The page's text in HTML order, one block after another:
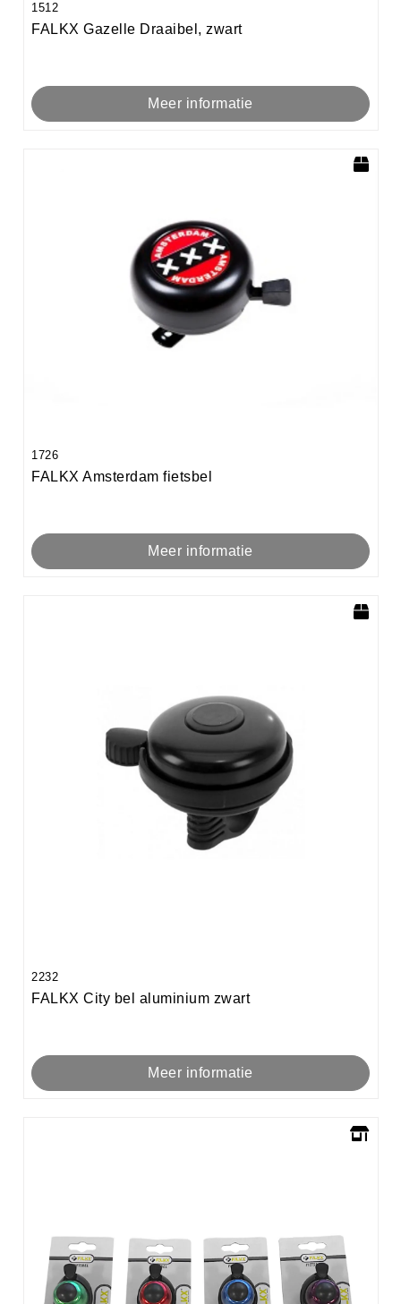
1512
FALKX Gazelle Draaibel, zwart
Meer informatie
1726
FALKX Amsterdam fietsbel
Meer informatie
2232
FALKX City bel aluminium zwart
Meer informatie